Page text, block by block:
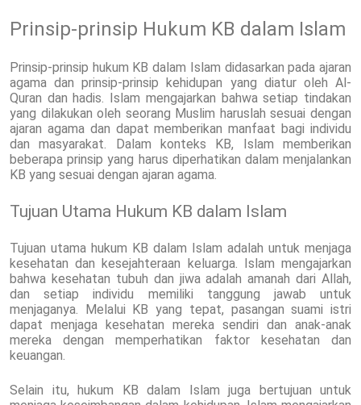
Prinsip-prinsip Hukum KB dalam Islam
Prinsip-prinsip hukum KB dalam Islam didasarkan pada ajaran
agama dan prinsip-prinsip kehidupan yang diatur oleh Al-
Quran dan hadis. Islam mengajarkan bahwa setiap tindakan
yang dilakukan oleh seorang Muslim haruslah sesuai dengan
ajaran agama dan dapat memberikan manfaat bagi individu
dan masyarakat. Dalam konteks KB, Islam memberikan
beberapa prinsip yang harus diperhatikan dalam menjalankan
KB yang sesuai dengan ajaran agama.
Tujuan Utama Hukum KB dalam Islam
Tujuan utama hukum KB dalam Islam adalah untuk menjaga
kesehatan dan kesejahteraan keluarga. Islam mengajarkan
bahwa kesehatan tubuh dan jiwa adalah amanah dari Allah,
dan setiap individu memiliki tanggung jawab untuk
menjaganya. Melalui KB yang tepat, pasangan suami istri
dapat menjaga kesehatan mereka sendiri dan anak-anak
mereka dengan memperhatikan faktor kesehatan dan
keuangan.
Selain itu, hukum KB dalam Islam juga bertujuan untuk